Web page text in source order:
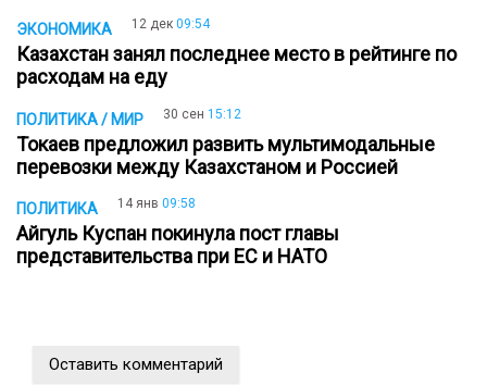
ЭКОНОМИКА 12 дек 09:54
Казахстан занял последнее место в рейтинге по
расходам на еду
ПОЛИТИКА / МИР 30 сен 15:12
Токаев предложил развить мультимодальные
перевозки между Казахстаном и Россией
ПОЛИТИКА 14 янв 09:58
Айгуль Куспан покинула пост главы
представительства при ЕС и НАТО
Оставить комментарий